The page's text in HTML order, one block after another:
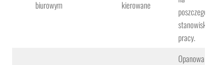
biurowym
kierowane
stanowisku
pracy.
Opanowanie